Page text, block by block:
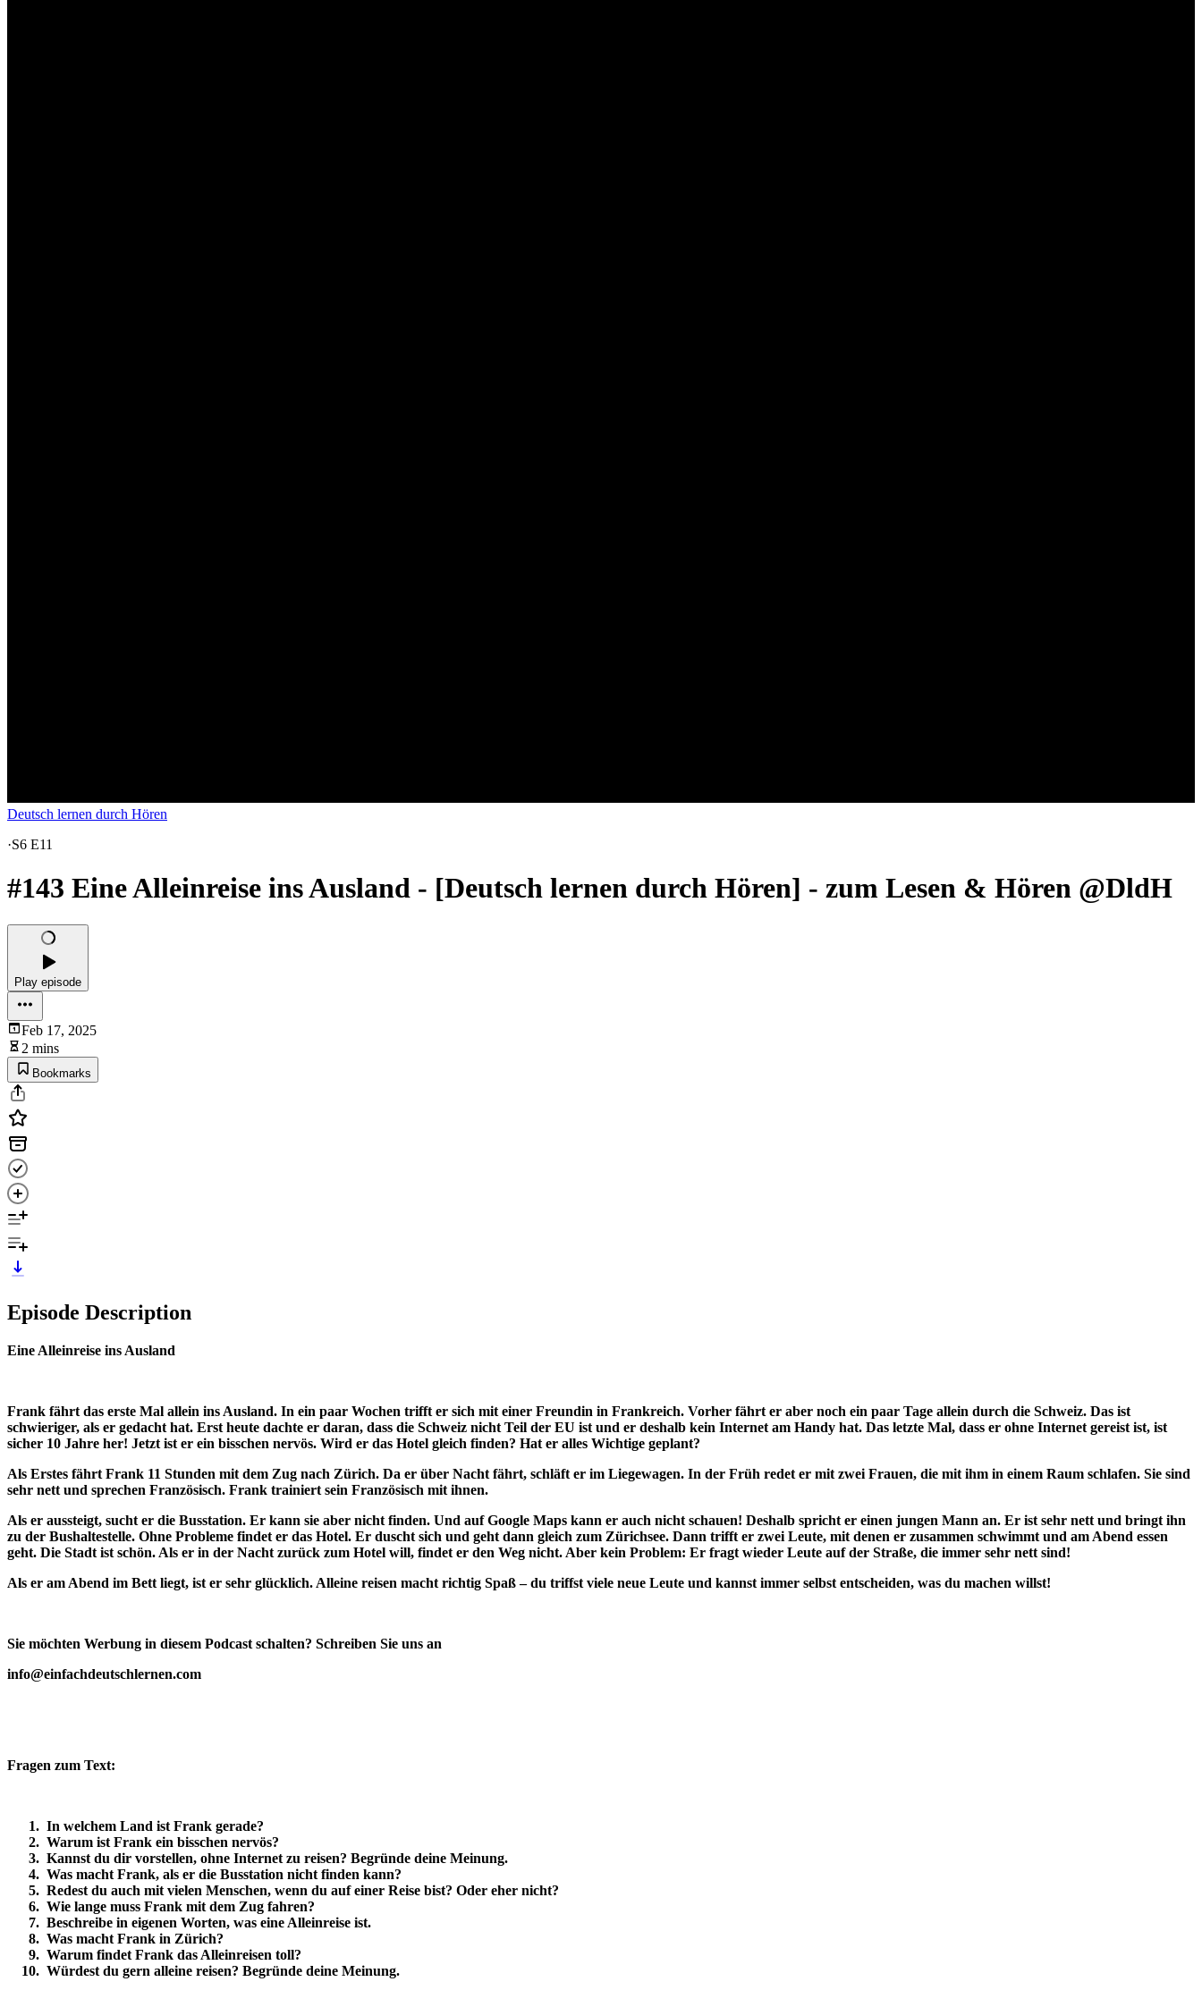
Deutsch lernen durch Hören
·S6 E11
#143 Eine Alleinreise ins Ausland - [Deutsch lernen durch Hören] - zum Lesen & Hören @DldH
Play episode
Feb 17, 2025
2 mins
Bookmarks
Episode Description
Eine Alleinreise ins Ausland
Frank fährt das erste Mal allein ins Ausland. In ein paar Wochen trifft er sich mit einer Freundin in Frankreich. Vorher fährt er aber noch ein paar Tage allein durch die Schweiz. Das ist
schwieriger, als er gedacht hat. Erst heute dachte er daran, dass die Schweiz nicht Teil der EU ist und er deshalb kein Internet am Handy hat. Das letzte Mal, dass er ohne Internet gereist ist, ist
sicher 10 Jahre her! Jetzt ist er ein bisschen nervös. Wird er das Hotel gleich finden? Hat er alles Wichtige geplant?
Als Erstes fährt Frank 11 Stunden mit dem Zug nach Zürich. Da er über Nacht fährt, schläft er im Liegewagen. In der Früh redet er mit zwei Frauen, die mit ihm in einem Raum schlafen. Sie sind
sehr nett und sprechen Französisch. Frank trainiert sein Französisch mit ihnen.
Als er aussteigt, sucht er die Busstation. Er kann sie aber nicht finden. Und auf Google Maps kann er auch nicht schauen! Deshalb spricht er einen jungen Mann an. Er ist sehr nett und bringt ihn
zu der Bushaltestelle. Ohne Probleme findet er das Hotel. Er duscht sich und geht dann gleich zum Zürichsee. Dann trifft er zwei Leute, mit denen er zusammen schwimmt und am Abend essen
geht. Die Stadt ist schön. Als er in der Nacht zurück zum Hotel will, findet er den Weg nicht. Aber kein Problem: Er fragt wieder Leute auf der Straße, die immer sehr nett sind!
Als er am Abend im Bett liegt, ist er sehr glücklich. Alleine reisen macht richtig Spaß – du triffst viele neue Leute und kannst immer selbst entscheiden, was du machen willst!
Sie möchten Werbung in diesem Podcast schalten? Schreiben Sie uns an
info@einfachdeutschlernen.com
Fragen zum Text:
​ In welchem Land ist Frank gerade?
​ Warum ist Frank ein bisschen nervös?
​ Kannst du dir vorstellen, ohne Internet zu reisen? Begründe deine Meinung.
​ Was macht Frank, als er die Busstation nicht finden kann?
​ Redest du auch mit vielen Menschen, wenn du auf einer Reise bist? Oder eher nicht?
​ Wie lange muss Frank mit dem Zug fahren?
​ Beschreibe in eigenen Worten, was eine Alleinreise ist.
​ Was macht Frank in Zürich?
​ Warum findet Frank das Alleinreisen toll?
​ Würdest du gern alleine reisen? Begründe deine Meinung.